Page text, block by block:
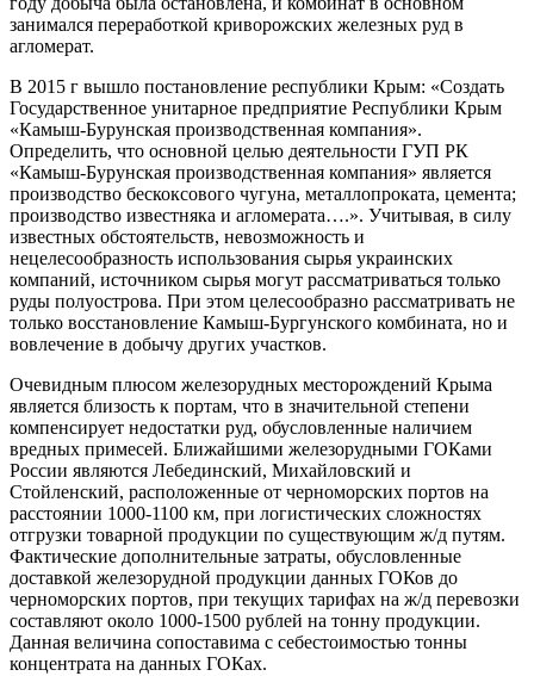
занимался переработкой криворожских железных руд в
агломерат.
В 2015 г вышло постановление республики Крым: «Создать
Государственное унитарное предприятие Республики Крым
«Камыш-Бурунская производственная компания».
Определить, что основной целью деятельности ГУП РК
«Камыш-Бурунская производственная компания» является
производство бескоксового чугуна, металлопроката, цемента;
производство известняка и агломерата….». Учитывая, в силу
известных обстоятельств, невозможность и
нецелесообразность использования сырья украинских
компаний, источником сырья могут рассматриваться только
руды полуострова. При этом целесообразно рассматривать не
только восстановление Камыш-Бургунского комбината, но и
вовлечение в добычу других участков.
Очевидным плюсом железорудных месторождений Крыма
является близость к портам, что в значительной степени
компенсирует недостатки руд, обусловленные наличием
вредных примесей. Ближайшими железорудными ГОКами
России являются Лебединский, Михайловский и
Стойленский, расположенные от черноморских портов на
расстоянии 1000-1100 км, при логистических сложностях
отгрузки товарной продукции по существующим ж/д путям.
Фактические дополнительные затраты, обусловленные
доставкой железорудной продукции данных ГОКов до
черноморских портов, при текущих тарифах на ж/д перевозки
составляют около 1000-1500 рублей на тонну продукции.
Данная величина сопоставима с себестоимостью тонны
концентрата на данных ГОКах.